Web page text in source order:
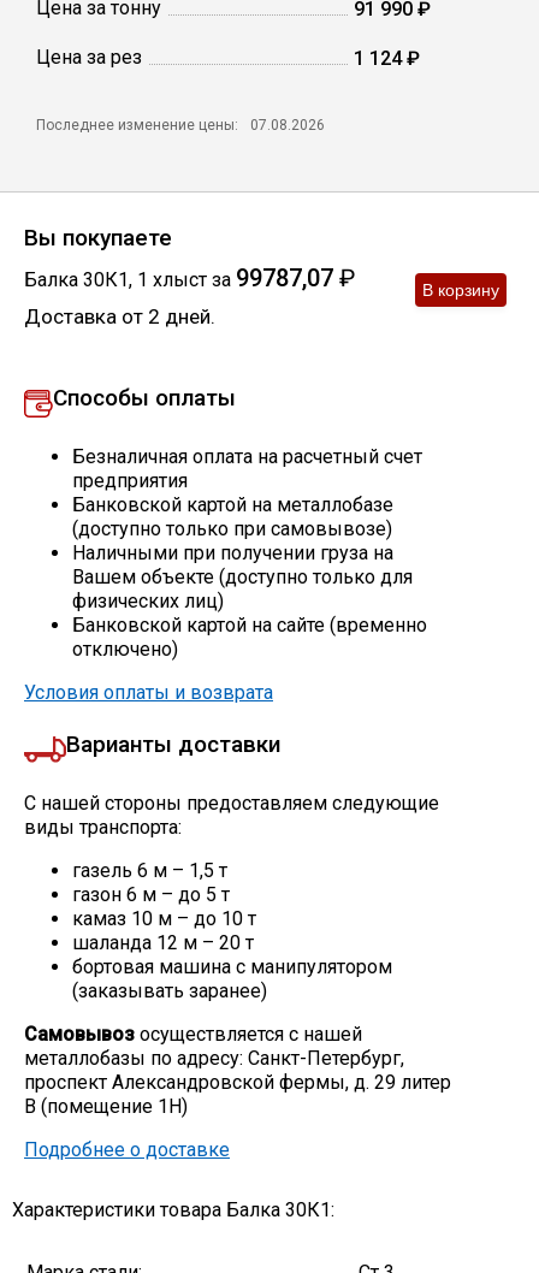
Круги абразивные
Скобо-гибочные изделия
Цена за тонну 91 990 ₽
Цена за рез 1 124 ₽
Последнее изменение цены: 07.08.2026
Вы покупаете
Балка 30К1, 1 хлыст за 99787,07 ₽
Доставка от 2 дней.
Способы оплаты
Безналичная оплата на расчетный счет
предприятия
Банковской картой на металлобазе
(доступно только при самовывозе)
Наличными при получении груза на
Вашем объекте (доступно только для
физических лиц)
Банковской картой на сайте (временно
отключено)
Условия оплаты и возврата
Варианты доставки
С нашей стороны предоставляем следующие
виды транспорта:
газель 6 м – 1,5 т
газон 6 м – до 5 т
камаз 10 м – до 10 т
шаланда 12 м – 20 т
бортовая машина с манипулятором
(заказывать заранее)
Самовывоз осуществляется с нашей
металлобазы по адресу: Санкт-Петербург,
проспект Александровской фермы, д. 29 литер
В (помещение 1Н)
Подробнее о доставке
Характеристики товара Балка 30К1: